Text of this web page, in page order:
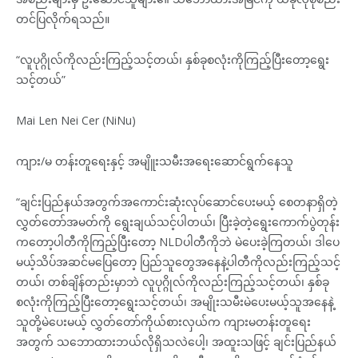
တင်ပြလိုက်ရသည်။
“လူပုဂ္ဂိုလ်ကိုလည်းကြည့်သင့်တယ်၊ နှစ်ခုစလုံးကိုကြည့်ပြီးတော့ရွေး
သင့်တယ်”
Mai Len Nei Cer (NiNu)
ကျား/မ တန်းတူရေးနှင့် အမျိူးသမီးအရေးဆောင်ရွက်နေသူ
“ချင်းပြည်နယ်အတွက်အကောင်းဆုံးလုပ်ဆောင်ပေးမယ့် စေတနာရှိတဲ့
လွှတ်တော်အမတ်ကို ရွေးချယ်သင့်ပါတယ်၊ ပြီးခဲ့တဲ့ရွေးကောက်ပွဲတုန်း
ကတော့ပါတီကိုကြည့်ပြီးတော့ NLDပါတီကိုဘဲ မဲပေးခဲ့ကြတယ်၊ ဒါပေ
မယ့်သိပ်အဆင်မပြေတော့ ပြည်သူတွေအနေနဲ့ပါတီကိုလည်းကြည့်သင့်
တယ်၊ တစ်ချိန်တည်းမှာဘဲ လူပုဂ္ဂိုလ်ကိုလည်းကြည့်သင့်တယ်၊ နှစ်ခု
စလုံးကိုကြည့်ပြီးတော့ရွေးသင့်တယ်၊ အမျိုးသမီးမဲပေးမယ့်သူအနေနဲ့
သူတို့မဲပေးမယ့် လွှတ်တော်ကိုယ်စားလှယ်က ကျားမတန်းတူရေး
အတွက် သဘောထားဘယ်လိုရှိသလဲပေါ့၊ အထူးသဖြင့် ချင်းပြည်နယ်